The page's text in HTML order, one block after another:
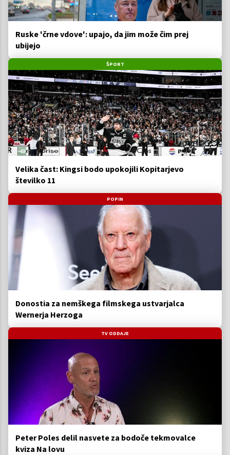
Ruske 'črne vdove': upajo, da jim može čim prej
ubijejo
ŠPORT
Velika čast: Kingsi bodo upokojili Kopitarjevo
številko 11
POPIN
Donostia za nemškega filmskega ustvarjalca
Wernerja Herzoga
TV ODDAJE
Peter Poles delil nasvete za bodoče tekmovalce
kviza Na lovu